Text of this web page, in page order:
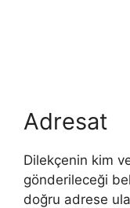
Adresat
Dilekçenin kim
gönderileceği
doğru adrese